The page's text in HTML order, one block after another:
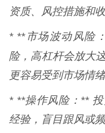
资质、风控措施和
* **市场波动风险
险，高杠杆会放大
更容易受到市场情绪
* **操作风险：**
经验，盲目跟风或